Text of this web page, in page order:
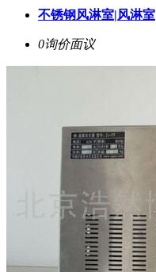
不锈钢风淋室|风淋室
0询价面议